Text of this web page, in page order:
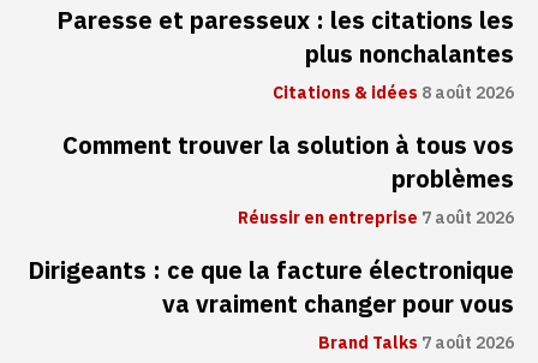
Paresse et paresseux : les citations les
plus nonchalantes
Citations & idées8 août 2026
Comment trouver la solution à tous vos
problèmes
Réussir en entreprise 7 août 2026
Dirigeants : ce que la facture électronique
va vraiment changer pour vous
Brand Talks7 août 2026